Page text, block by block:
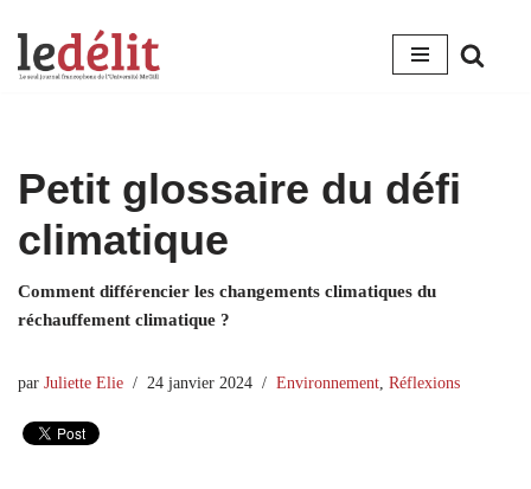
Aller
Petit glossaire du défi
climatique
Comment différencier les changements climatiques du
réchauffement climatique ?
par Juliette Elie 24 janvier 2024 Environnement Réflexions